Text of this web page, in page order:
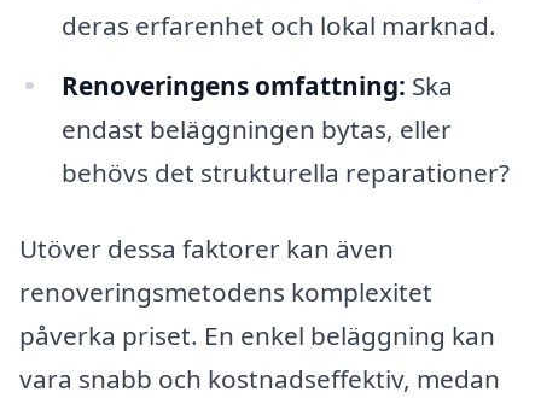
deras erfarenhet och lokal marknad.
Renoveringens omfattning: Ska
endast beläggningen bytas, eller
behövs det strukturella reparationer?
Utöver dessa faktorer kan även
renoveringsmetodens komplexitet
påverka priset. En enkel beläggning kan
vara snabb och kostnadseffektiv, medan